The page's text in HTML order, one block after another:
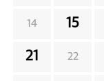
14 15
21 22